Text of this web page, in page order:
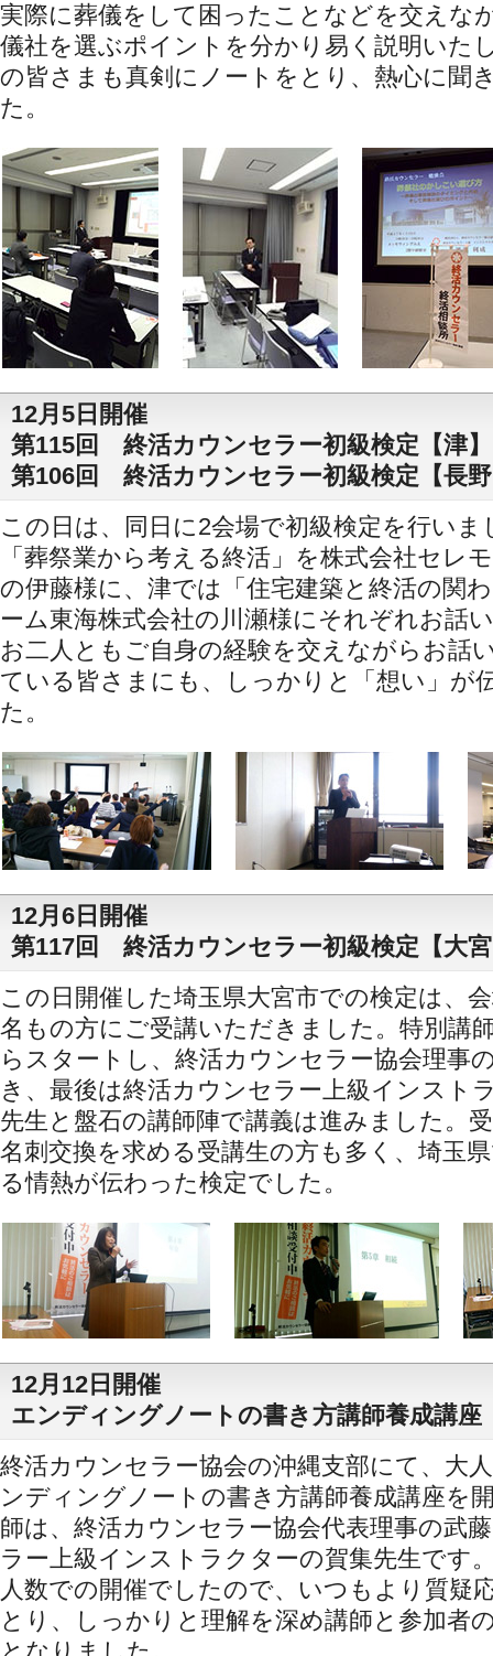
実際に葬儀をして困ったことなどを交えな
儀社を選ぶポイントを分かり易く説明いた
の皆さまも真剣にノートをとり、熱心に聞
た。
12月5日開催
第115回 終活カウンセラー初級検定【津】
第106回 終活カウンセラー初級検定【長
この日は、同日に2会場で初級検定を行いま
「葬祭業から考える終活」を株式会社セレ
の伊藤様に、津では「住宅建築と終活の関
ーム東海株式会社の川瀬様にそれぞれお話
お二人ともご自身の経験を交えながらお話
ている皆さまにも、しっかりと「想い」が
た。
12月6日開催
第117回 終活カウンセラー初級検定【大
この日開催した埼玉県大宮市での検定は、
名もの方にご受講いただきました。特別講
らスタートし、終活カウンセラー協会理事
き、最後は終活カウンセラー上級インスト
先生と盤石の講師陣で講義は進みました。
名刺交換を求める受講生の方も多く、埼玉
る情熱が伝わった検定でした。
12月12日開催
エンディングノートの書き方講師養成講座
終活カウンセラー協会の沖縄支部にて、大
ンディングノートの書き方講師養成講座を
師は、終活カウンセラー協会代表理事の武
ラー上級インストラクターの賀集先生です
人数での開催でしたので、いつもより質疑
とり、しっかりと理解を深め講師と参加者